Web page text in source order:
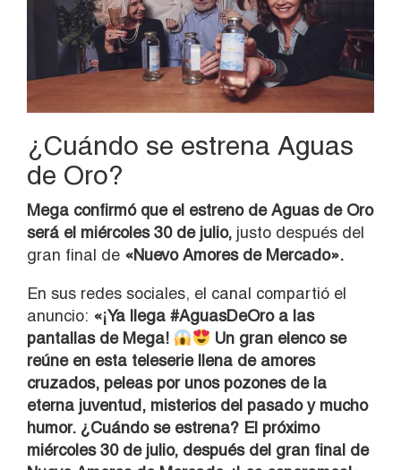
¿Cuándo se estrena Aguas
de Oro?
Mega confirmó que el estreno de Aguas de Oro
será el miércoles 30 de julio, justo después del
gran final de «Nuevo Amores de Mercado».
En sus redes sociales, el canal compartió el
anuncio: «¡Ya llega #AguasDeOro a las
pantallas de Mega!
Un gran elenco se
reúne en esta teleserie llena de amores
cruzados, peleas por unos pozones de la
eterna juventud, misterios del pasado y mucho
humor. ¿Cuándo se estrena? El próximo
miércoles 30 de julio, después del gran final de